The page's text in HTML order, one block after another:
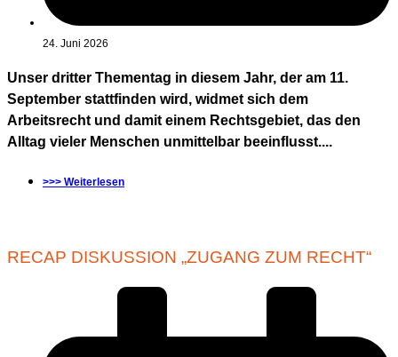
24. Juni 2026
Unser dritter Thementag in diesem Jahr, der am 11.
September stattfinden wird, widmet sich dem
Arbeitsrecht und damit einem Rechtsgebiet, das den
Alltag vieler Menschen unmittelbar beeinflusst....
>>> Weiterlesen
RECAP DISKUSSION „ZUGANG ZUM RECHT“